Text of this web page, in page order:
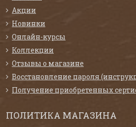
Акции
Новинки
Онлайн-курсы
Коллекции
Отзывы о магазине
Восстановление пароля
Получение приобретенных
ПОЛИТИКА МАГАЗИНА